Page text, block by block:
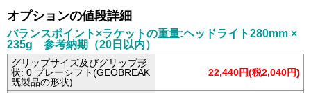
オプションの値段詳細
バランスポイント×ラケットの重量:ヘッドライト280mm ×
235g 参考納期（20日以内）
グリップサイズ及びグリップ形
状: 0 プレーシフト(GEOBREAK
既製品の形状)
22,440円(税2,040円)